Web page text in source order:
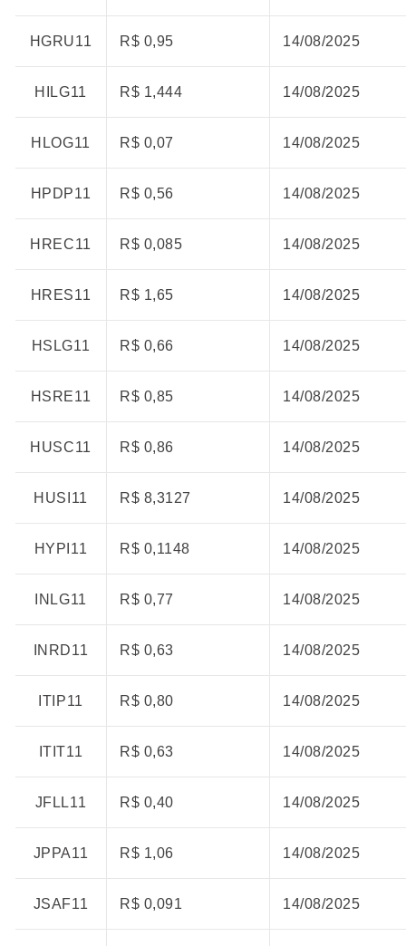
HGRU11 R$ 0,95 14/08/2025
HILG11 R$ 1,444 14/08/2025
HLOG11 R$ 0,07 14/08/2025
HPDP11 R$ 0,56 14/08/2025
HREC11 R$ 0,085 14/08/2025
HRES11 R$ 1,65 14/08/2025
HSLG11 R$ 0,66 14/08/2025
HSRE11 R$ 0,85 14/08/2025
HUSC11 R$ 0,86 14/08/2025
HUSI11 R$ 8,3127 14/08/2025
HYPI11 R$ 0,1148 14/08/2025
INLG11 R$ 0,77 14/08/2025
INRD11 R$ 0,63 14/08/2025
ITIP11 R$ 0,80 14/08/2025
ITIT11 R$ 0,63 14/08/2025
JFLL11 R$ 0,40 14/08/2025
JPPA11 R$ 1,06 14/08/2025
JSAF11 R$ 0,091 14/08/2025